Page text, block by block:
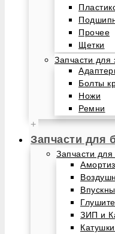
Прочее
Щетки
Запчасти для
Болты
Ножи
Ремни
+
Запчасти для
Запчасти
ЗИП и